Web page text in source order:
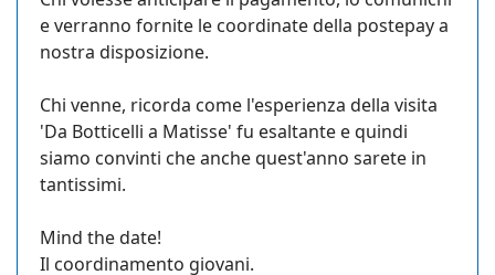
e verranno fornite le coordinate della postepay a
nostra disposizione.
Chi venne, ricorda come l'esperienza della visita
'Da Botticelli a Matisse' fu esaltante e quindi
siamo convinti che anche quest'anno sarete in
tantissimi.
Mind the date!
Il coordinamento giovani.